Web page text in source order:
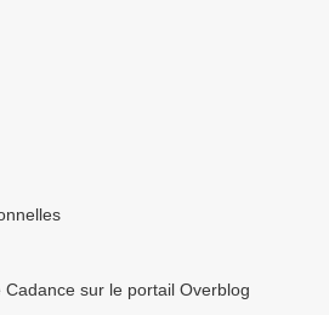
sur le portail Overblog